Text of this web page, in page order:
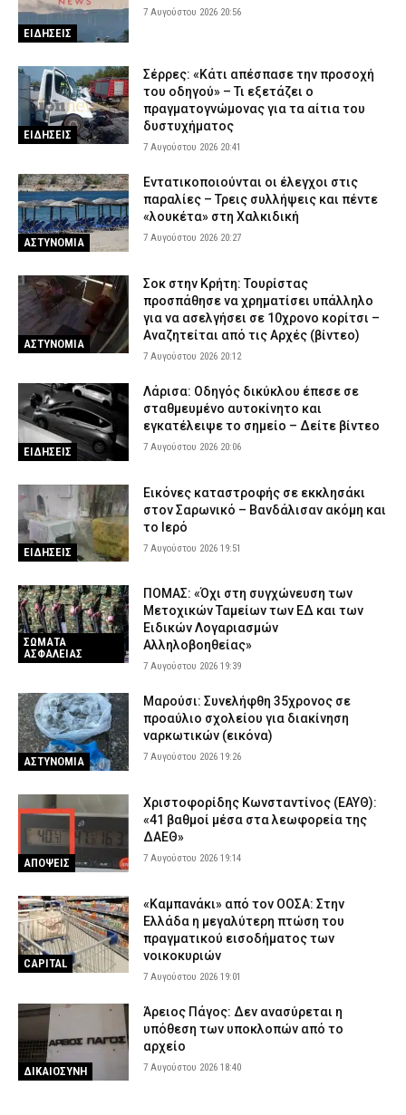
ΕΙΔΗΣΕΙΣ
7 Αυγούστου 2026 20:56
ΕΙΔΗΣΕΙΣ
Σέρρες: «Κάτι απέσπασε την προσοχή
του οδηγού» – Τι εξετάζει ο
πραγματογνώμονας για τα αίτια του
δυστυχήματος
7 Αυγούστου 2026 20:41
ΑΣΤΥΝΟΜΙΑ
Εντατικοποιούνται οι έλεγχοι στις
παραλίες – Τρεις συλλήψεις και πέντε
«λουκέτα» στη Χαλκιδική
7 Αυγούστου 2026 20:27
ΑΣΤΥΝΟΜΙΑ
Σοκ στην Κρήτη: Τουρίστας
προσπάθησε να χρηματίσει υπάλληλο
για να ασελγήσει σε 10χρονο κορίτσι –
Αναζητείται από τις Αρχές (βίντεο)
7 Αυγούστου 2026 20:12
ΕΙΔΗΣΕΙΣ
Λάρισα: Οδηγός δικύκλου έπεσε σε
σταθμευμένο αυτοκίνητο και
εγκατέλειψε το σημείο – Δείτε βίντεο
7 Αυγούστου 2026 20:06
ΕΙΔΗΣΕΙΣ
Εικόνες καταστροφής σε εκκλησάκι
στον Σαρωνικό – Βανδάλισαν ακόμη και
το Ιερό
7 Αυγούστου 2026 19:51
ΣΩΜΑΤΑ
ΑΣΦΑΛΕΙΑΣ
ΠΟΜΑΣ: «Όχι στη συγχώνευση των
Μετοχικών Ταμείων των ΕΔ και των
Ειδικών Λογαριασμών
Αλληλοβοηθείας»
7 Αυγούστου 2026 19:39
ΑΣΤΥΝΟΜΙΑ
Μαρούσι: Συνελήφθη 35χρονος σε
προαύλιο σχολείου για διακίνηση
ναρκωτικών (εικόνα)
7 Αυγούστου 2026 19:26
ΑΠΟΨΕΙΣ
Χριστοφορίδης Κωνσταντίνος (ΕΑΥΘ):
«41 βαθμοί μέσα στα λεωφορεία της
ΔΑΕΘ»
7 Αυγούστου 2026 19:14
CAPITAL
«Καμπανάκι» από τον ΟΟΣΑ: Στην
Ελλάδα η μεγαλύτερη πτώση του
πραγματικού εισοδήματος των
νοικοκυριών
7 Αυγούστου 2026 19:01
ΔΙΚΑΙΟΣΥΝΗ
Άρειος Πάγος: Δεν ανασύρεται η
υπόθεση των υποκλοπών από το
αρχείο
7 Αυγούστου 2026 18:40